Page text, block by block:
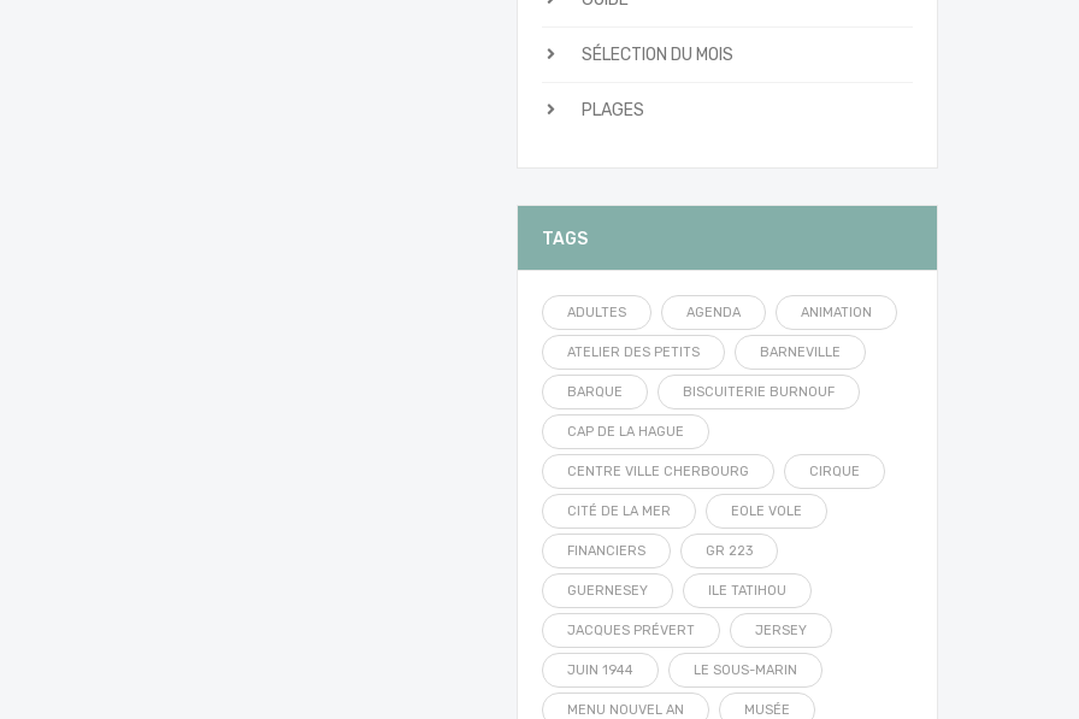
SÉLECTION DU MOIS
PLAGES
TAGS
ADULTES AGENDA ANIMATION
ATELIER DES PETITS BARNEVILLE
BARQUE BISCUITERIE BURNOUF
CAP DE LA HAGUE
CENTRE VILLE CHERBOURG CIRQUE
CITÉ DE LA MER EOLE VOLE
FINANCIERS GR 223
GUERNESEY ILE TATIHOU
JACQUES PRÉVERT JERSEY
JUIN 1944 LE SOUS-MARIN
MENU NOUVEL AN MUSÉE